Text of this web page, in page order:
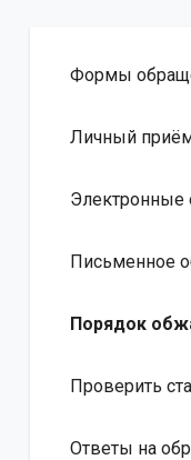
Формы
Личный
Электронные
Письменное
Порядок
Проверить
Ответы на